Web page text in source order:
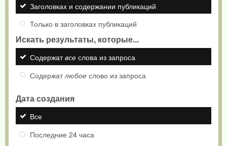
Заголовках и содержании публикаций
Только в заголовках публикаций
Искать результаты, которые...
Содержатвсе слова из запроса
Содержатлюбое слово из запроса
Дата создания
Все
Последние 24 часа